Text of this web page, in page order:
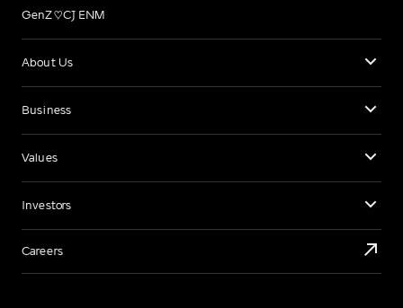
GenZ♡CJ ENM
About Us
Business
Values
Investors
Careers